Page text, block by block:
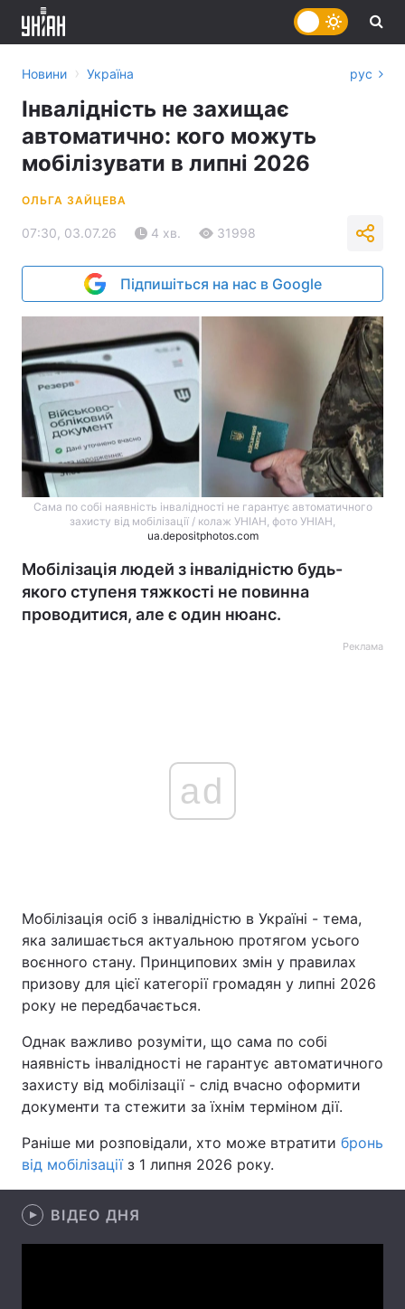
Україна Політика
Економіка Світ
Спорт
Техно і зв'язок Лайт
Зброя Інциденти
Цікавинки Погода
Екологія
Лонгріди
Новини › Україна рус
Інвалідність не захищає
автоматично: кого можуть
мобілізувати в липні 2026
ОЛЬГА ЗАЙЦЕВА
07:30, 03.07.26 4 хв. 31998
Підпишіться на нас в Google
Сама по собі наявність інвалідності не гарантує автоматичного
захисту від мобілізації / колаж УНІАН, фото УНІАН,
ua.depositphotos.com
Мобілізація людей з інвалідністю будь-
якого ступеня тяжкості не повинна
проводитися, але є один нюанс.
Реклама
ad
Мобілізація осіб з інвалідністю в Україні - тема,
яка залишається актуальною протягом усього
воєнного стану. Принципових змін у правилах
призову для цієї категорії громадян у липні 2026
року не передбачається.
Однак важливо розуміти, що сама по собі
наявність інвалідності не гарантує автоматичного
захисту від мобілізації - слід вчасно оформити
документи та стежити за їхнім терміном дії.
Раніше ми розповідали, хто може втратити бронь
від мобілізаціїз 1 липня 2026 року.
ВІДЕО ДНЯ